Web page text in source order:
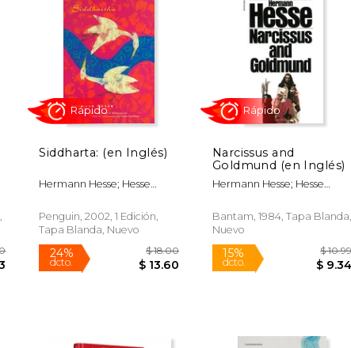
15%
dcto.
Siddharta: (en Inglés)
Hermann Hesse; Hesse
Penguin, 2002, 1 Edición,
Tapa Blanda, Nuevo
Rápido
Narcissus and
Goldmund (en Inglés)
Hermann Hesse; Hesse
Bantam, 1984, Tapa Blanda,
Nuevo
Rápido